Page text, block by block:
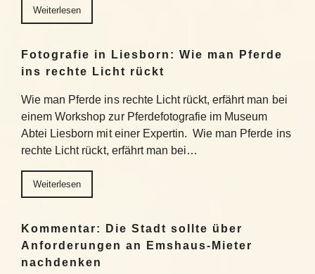
Weiterlesen
Fotografie in Liesborn: Wie man Pferde
ins rechte Licht rückt
Wie man Pferde ins rechte Licht rückt, erfährt man bei
einem Workshop zur Pferdefotografie im Museum
Abtei Liesborn mit einer Expertin. Wie man Pferde ins
rechte Licht rückt, erfährt man bei…
Weiterlesen
Kommentar: Die Stadt sollte über
Anforderungen an Emshaus-Mieter
nachdenken